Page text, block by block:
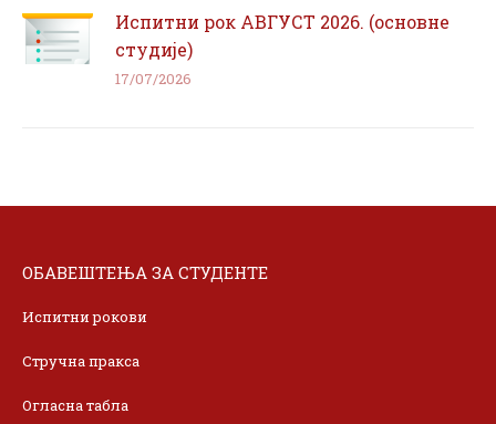
Испитни рок АВГУСТ 2026. (основне
студије)
17/07/2026
ОБАВЕШТЕЊА ЗА СТУДЕНТЕ
Испитни рокови
Стручна пракса
Огласна табла